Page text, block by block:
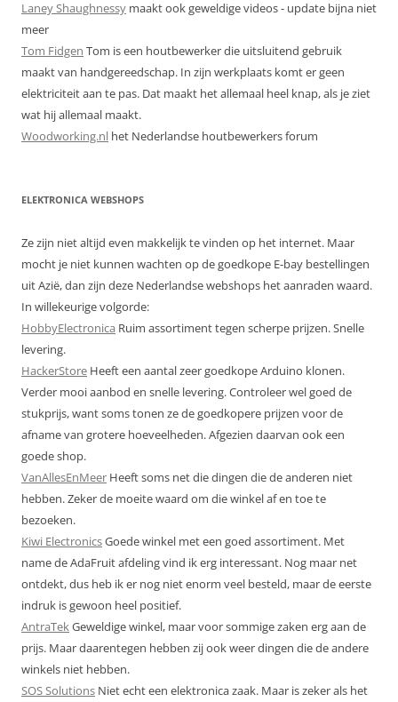
Laney Shaughnessy maakt ook geweldige videos - update bijna niet
meer
Tom Fidgen Tom is een houtbewerker die uitsluitend gebruik
maakt van handgereedschap. In zijn werkplaats komt er geen
elektriciteit aan te pas. Dat maakt het allemaal heel knap, als je ziet
wat hij allemaal maakt.
Woodworking.nl het Nederlandse houtbewerkers forum
ELEKTRONICA WEBSHOPS
Ze zijn niet altijd even makkelijk te vinden op het internet. Maar
mocht je niet kunnen wachten op de goedkope E-bay bestellingen
uit Azië, dan zijn deze Nederlandse webshops het aanraden waard.
In willekeurige volgorde:
HobbyElectronica Ruim assortiment tegen scherpe prijzen. Snelle
levering.
HackerStore Heeft een aantal zeer goedkope Arduino klonen.
Verder mooi aanbod en snelle levering. Controleer wel goed de
stukprijs, want soms tonen ze de goedkopere prijzen voor de
afname van grotere hoeveelheden. Afgezien daarvan ook een
goede shop.
VanAllesEnMeer Heeft soms net die dingen die de anderen niet
hebben. Zeker de moeite waard om die winkel af en toe te
bezoeken.
Kiwi ElectronicsGoede winkel met een goed assortiment. Met
name de AdaFruit afdeling vind ik erg interessant. Nog maar net
ontdekt, dus heb ik er nog niet enorm veel besteld, maar de eerste
indruk is gewoon heel positief.
AntraTekGeweldige winkel, maar voor sommige zaken erg aan de
prijs. Maar daarentegen hebben zij ook weer dingen die de andere
winkels niet hebben.
SOS Solutions Niet echt een elektronica zaak. Maar is zeker als het